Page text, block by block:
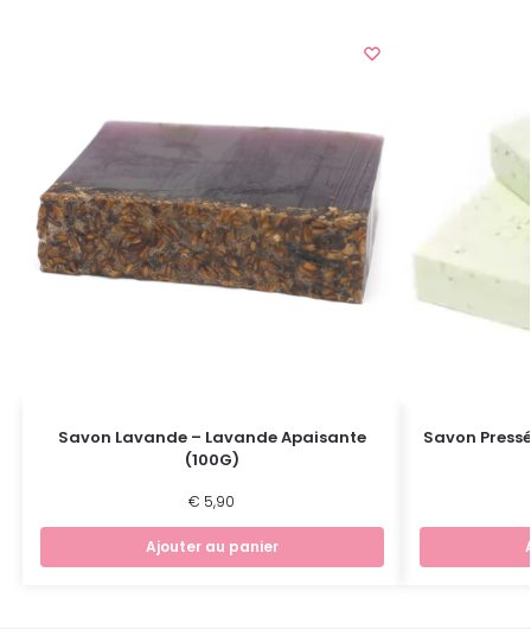
Savon Lavande – Lavande Apaisante
(100G)
€ 5,90
Ajouter au panier
Savon